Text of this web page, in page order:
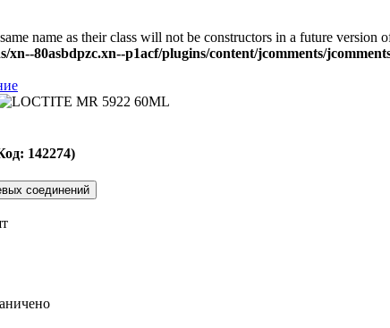
name as their class will not be constructors in a future version
xn--80asbdpzc.xn--p1acf/plugins/content/jcomments/
142274)